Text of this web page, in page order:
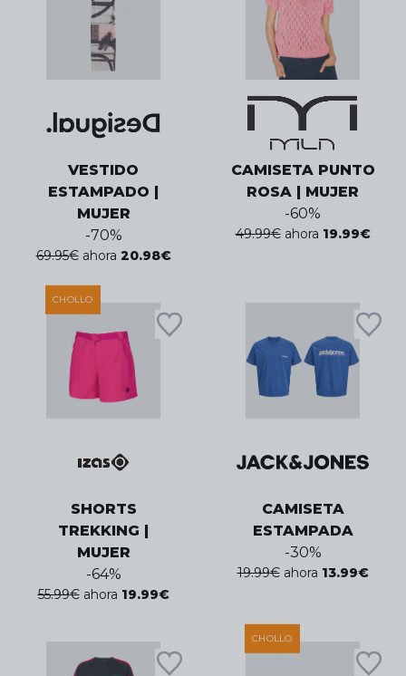
VESTIDO
ESTAMPADO |
MUJER
-70%
69.95€ ahora 20.98€
CAMISETA PUNTO
ROSA | MUJER
-60%
49.99€ ahora 19.99€
CHOLLO
SHORTS
TREKKING |
MUJER
-64%
55.99€ ahora 19.99€
CAMISETA
ESTAMPADA
-30%
19.99€ ahora 13.99€
CHOLLO